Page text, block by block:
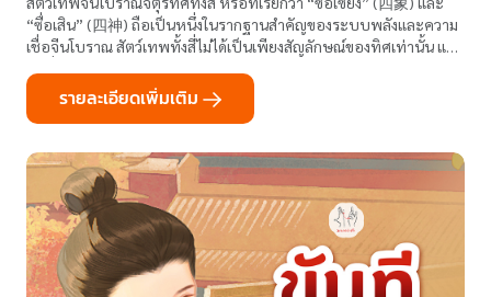
“ซื่อเสิน” (四神) ถือเป็นหนึ่งในรากฐานสำคัญของระบบพลังและความ
เชื่อจีนโบราณ สัตว์เทพทั้งสี่ไม่ได้เป็นเพียงสัญลักษณ์ของทิศเท่านั้น แต่
รายละเอียดเพิ่มเติม